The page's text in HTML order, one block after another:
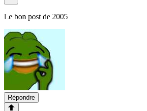
Le bon post de 2005
Répondre